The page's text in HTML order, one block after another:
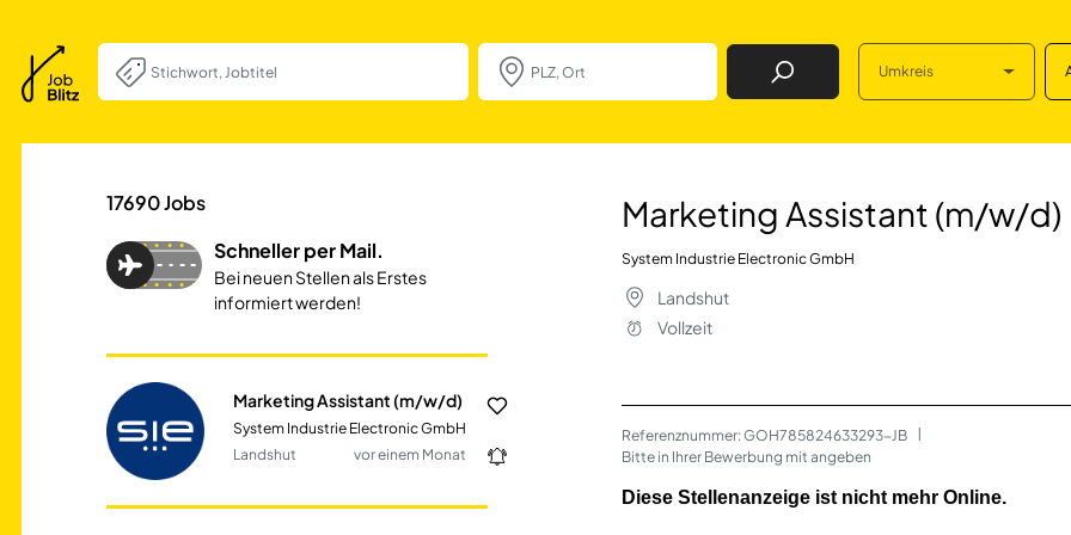
Job Finden Umkreis
Marketing Assistant (m/w/d) in
17690Jobs
Schneller per Mail.
Bei neuen Stellen als Erstes
informiert werden!
Marketing Assistant (m/w/d)
System Industrie Electronic GmbH
Landshut
vor einem Monat
Marketing Assistant (m/w/d)
System Industrie Electronic GmbH
Landshut
Vollzeit
Referenznummer: GOH785824633293-JB
Bitte in Ihrer Bewerbung mit angeben